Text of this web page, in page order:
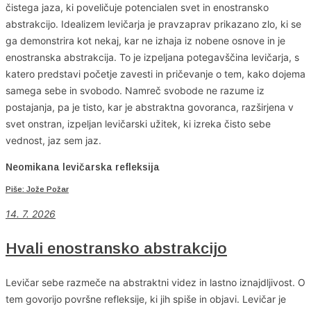
čistega jaza, ki poveličuje potencialen svet in enostransko
abstrakcijo. Idealizem levičarja je pravzaprav prikazano zlo, ki se
ga demonstrira kot nekaj, kar ne izhaja iz nobene osnove in je
enostranska abstrakcija. To je izpeljana potegavščina levičarja, s
katero predstavi početje zavesti in pričevanje o tem, kako dojema
samega sebe in svobodo. Namreč svobode ne razume iz
postajanja, pa je tisto, kar je abstraktna govoranca, razširjena v
svet onstran, izpeljan levičarski užitek, ki izreka čisto sebe
vednost, jaz sem jaz.
Neomikana levičarska refleksija
Piše: Jože Požar
14. 7. 2026
Hvali enostransko abstrakcijo
Levičar sebe razmeče na abstraktni videz in lastno iznajdljivost. O
tem govorijo površne refleksije, ki jih spiše in objavi. Levičar je